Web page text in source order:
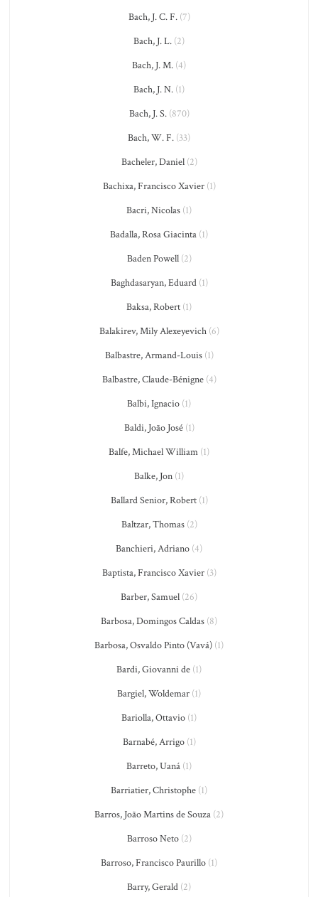
Bach, J. C. F.(7)
Bach, J. L. (2)
Bach, J. M. (4)
Bach, J. N. (1)
Bach, J. S.(870)
Bach, W. F. (33)
Bacheler, Daniel(2)
Bachixa, Francisco Xavier(1)
Bacri, Nicolas (1)
Badalla, Rosa Giacinta (1)
Baden Powell(2)
Baghdasaryan, Eduard(1)
Baksa, Robert (1)
Balakirev, Mily Alexeyevich(6)
Balbastre, Armand-Louis(1)
Balbastre, Claude-Bénigne(4)
Balbi, Ignacio (1)
Baldi, João José(1)
Balfe, Michael William (1)
Balke, Jon (1)
Ballard Senior, Robert(1)
Baltzar, Thomas(2)
Banchieri, Adriano (4)
Baptista, Francisco Xavier(3)
Barber, Samuel (26)
Barbosa, Domingos Caldas (8)
Barbosa, Osvaldo Pinto (Vavá) (1)
Bardi, Giovanni de (1)
Bargiel, Woldemar (1)
Bariolla, Ottavio (1)
Barnabé, Arrigo(1)
Barreto, Uaná (1)
Barriatier, Christophe (1)
Barros, João Martins de Souza (2)
Barroso Neto(2)
Barroso, Francisco Paurillo (1)
Barry, Gerald (2)